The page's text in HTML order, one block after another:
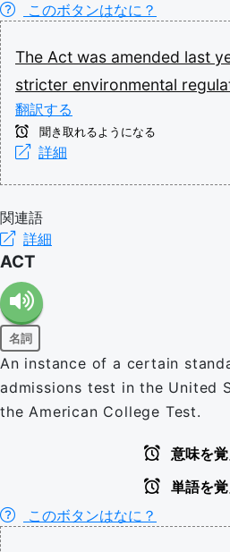
このボタンはなに？
The Act was amended last
stricter environmental
翻訳する
聞き取れるようになる
詳細
関連語
詳細
ACT
名詞
An instance of a certain
admissions test in the United
the American College Test.
意味を
単語を
このボタンはなに？